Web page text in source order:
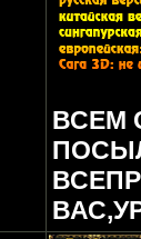
ботом?
пола
ВСЕМ